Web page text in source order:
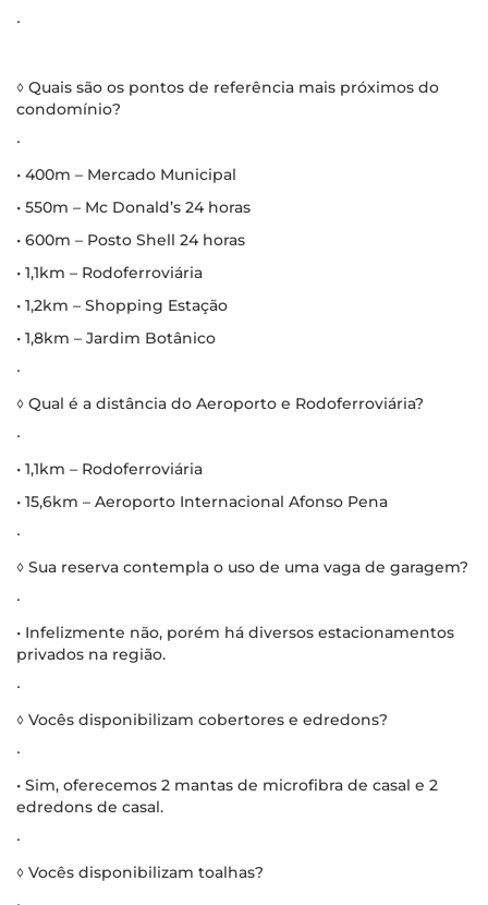
∙
◊ Quais são os pontos de referência mais próximos do
condomínio?
∙
• 400m – Mercado Municipal
• 550m – Mc Donald’s 24 horas
• 600m – Posto Shell 24 horas
• 1,1km – Rodoferroviária
• 1,2km – Shopping Estação
• 1,8km – Jardim Botânico
∙
◊ Qual é a distância do Aeroporto e Rodoferroviária?
∙
• 1,1km – Rodoferroviária
• 15,6km – Aeroporto Internacional Afonso Pena
∙
◊ Sua reserva contempla o uso de uma vaga de garagem?
∙
• Infelizmente não, porém há diversos estacionamentos
privados na região.
∙
◊ Vocês disponibilizam cobertores e edredons?
∙
• Sim, oferecemos 2 mantas de microfibra de casal e 2
edredons de casal.
∙
◊ Vocês disponibilizam toalhas?